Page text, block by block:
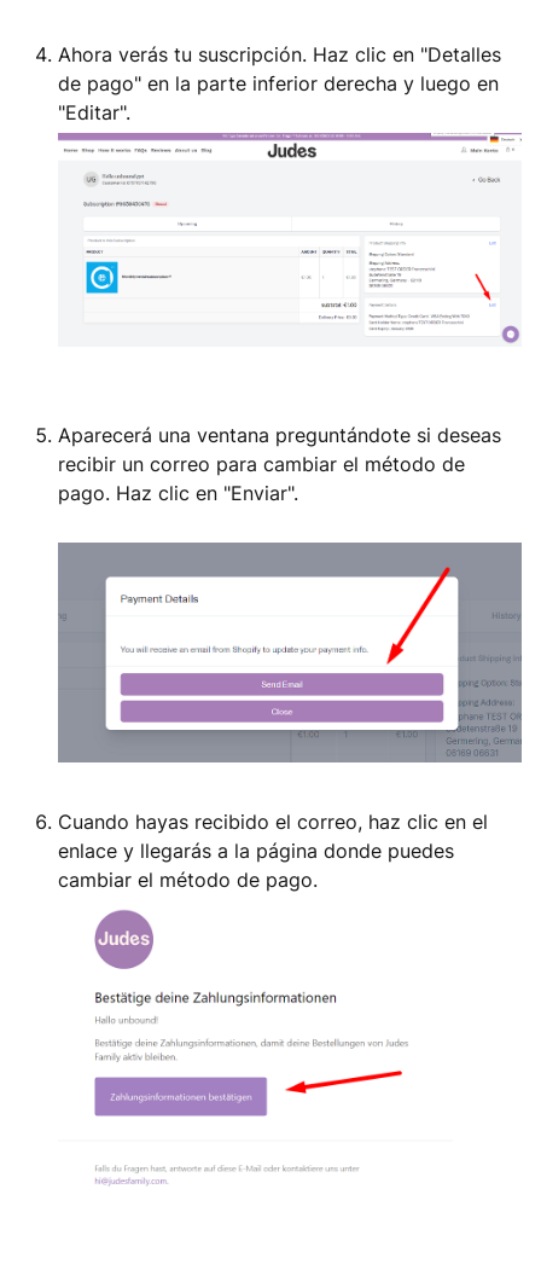
Ahora verás tu suscripción. Haz clic en "Detalles
de pago" en la parte inferior derecha y luego en
"Editar".
Aparecerá una ventana preguntándote si deseas
recibir un correo para cambiar el método de
pago. Haz clic en "Enviar".
Cuando hayas recibido el correo, haz clic en el
enlace y llegarás a la página donde puedes
cambiar el método de pago.